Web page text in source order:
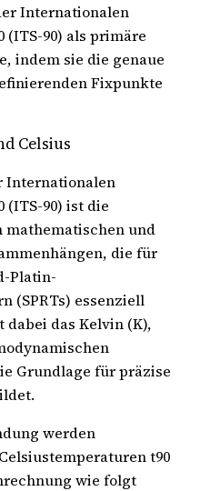
Internationalen
(ITS-90) als primäre
indem sie die genaue
Fixpunkte
Celsius
Internationalen
(ITS-90) ist die
mathematischen und
die für
Platin-
(SPRTs) essenziell
das Kelvin (K),
Grundlage für präzise
werden
t90
wie folgt